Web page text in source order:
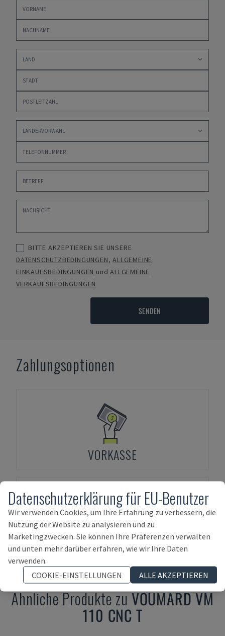
BITTE AKZEPTIEREN SIE UNSERE
DATENSCHUTZBEDINGUNGEN,ALLGEMEINE
EINKAUFSBEDINGUNGEN undALLGEMEINE
VERKAUFSBEDINGUNGEN
SENDEN
Zahlungsoptionen
VORKASSE
ASSET-FINANZIERUNG
Ähnliche Produkte zuVOUMARDVM
110 CNC T
Datenschutzerklärung für EU-Benutzer
Wir verwenden Cookies, um Ihre Erfahrung zu verbessern, die
Nutzung der Website zu analysieren und zu
Marketingzwecken. Sie können Ihre Präferenzen verwalten
und unten mehr darüber erfahren, wie wir Ihre Daten
verwenden.
COOKIE-EINSTELLUNGEN
ALLE AKZEPTIEREN